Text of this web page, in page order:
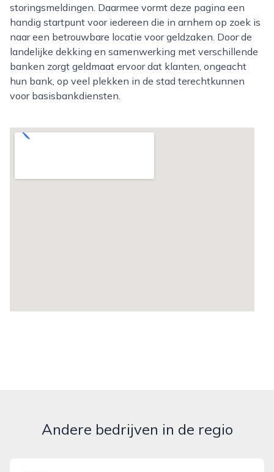
storingsmeldingen. Daarmee vormt deze pagina een
handig startpunt voor iedereen die in arnhem op zoek is
naar een betrouwbare locatie voor geldzaken. Door de
landelijke dekking en samenwerking met verschillende
banken zorgt geldmaat ervoor dat klanten, ongeacht
hun bank, op veel plekken in de stad terechtkunnen
voor basisbankdiensten.
Andere bedrijven in de regio